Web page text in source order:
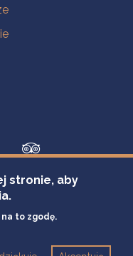
stronie, aby
na to zgodę.